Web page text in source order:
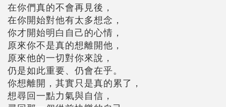
在你們真的不會再見後，
在你開始對他有太多想念，
你才開始明白自己的心情，
原來你不是真的想離開他，
原來他的一切對你來說，
仍是如此重要、仍會在乎。
你想離開，其實只是真的累了，
想尋回一點力氣與自信，